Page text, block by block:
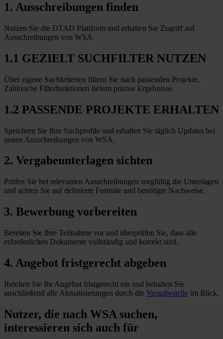
1. Ausschreibungen finden
Nutzen Sie die DTAD Plattform und erhalten Sie Zugriff auf
Ausschreibungen von WSA.
1.1 GEZIELT SUCHFILTER NUTZEN
Über eigene Suchkriterien filtern Sie nach passenden Projekte.
Zahlreiche Filterfunktionen liefern präzise Ergebnisse.
1.2 PASSENDE PROJEKTE ERHALTEN
Speichern Sie Ihre Suchprofile und erhalten Sie täglich Updates bei
neuen Ausschreibungen von WSA.
2. Vergabeunterlagen sichten
Prüfen Sie bei relevanten Ausschreibungen sorgfältig die Unterlagen
und achten Sie auf definierte Formate und benötigte Nachweise.
3. Bewerbung vorbereiten
Bereiten Sie Ihre Teilnahme vor und überprüfen Sie, dass alle
erforderlichen Dokumente vollständig und korrekt sind.
4. Angebot fristgerecht abgeben
Reichen Sie Ihr Angebot fristgerecht ein und behalten Sie
anschließend alle Aktualisierungen durch die Vergabestelle im Blick.
Nutzer, die nach WSA suchen,
interessieren sich auch für